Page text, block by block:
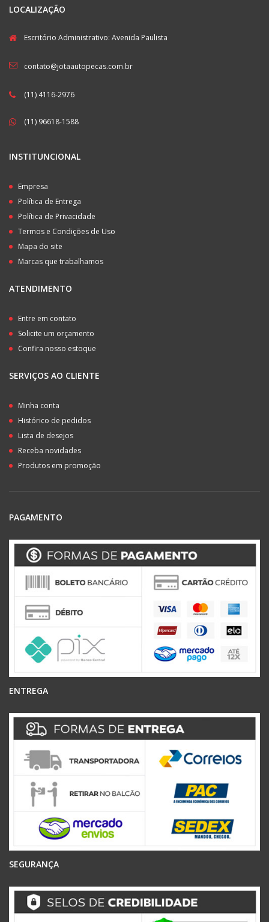
LOCALIZAÇÃO
Escritório Administrativo: Avenida Paulista
contato@jotaautopecas.com.br
(11) 4116-2976
(11) 96618-1588
INSTITUNCIONAL
Empresa
Política de Entrega
Política de Privacidade
Termos e Condições de Uso
Mapa do site
Marcas que trabalhamos
ATENDIMENTO
Entre em contato
Solicite um orçamento
Confira nosso estoque
SERVIÇOS AO CLIENTE
Minha conta
Histórico de pedidos
Lista de desejos
Receba novidades
Produtos em promoção
PAGAMENTO
ENTREGA
SEGURANÇA